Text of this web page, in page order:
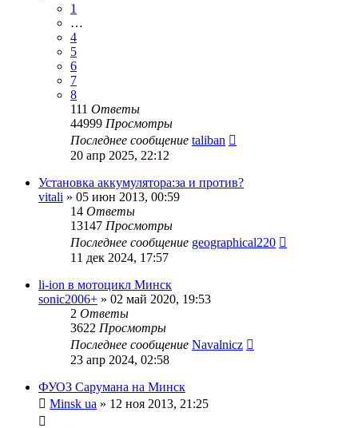
1
…
4
5
6
7
8
111 Ответы
44999 Просмотры
Последнее сообщение taliban
20 апр 2025, 22:12
Установка аккумулятора:за и против?
vitali » 05 июн 2013, 00:59
14 Ответы
13147 Просмотры
Последнее сообщение geographical220
11 дек 2024, 17:57
li-ion в мотоцикл Минск
sonic2006+ » 02 май 2020, 19:53
2 Ответы
3622 Просмотры
Последнее сообщение Navalnicz
23 апр 2024, 02:58
ФУОЗ Сарумана на Минск
Minsk ua » 12 ноя 2013, 21:25